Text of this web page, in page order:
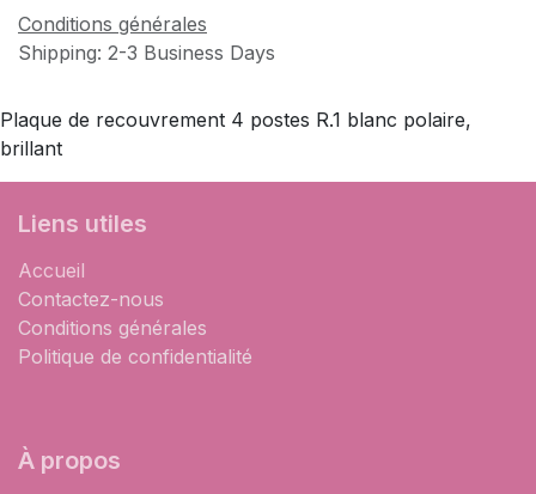
Conditions générales
Shipping: 2-3 Business Days
Plaque de recouvrement 4 postes R.1 blanc polaire,
brillant
Liens utiles
Accueil
Contactez-nous
Conditions générales
Politique de confidentialité
À propos